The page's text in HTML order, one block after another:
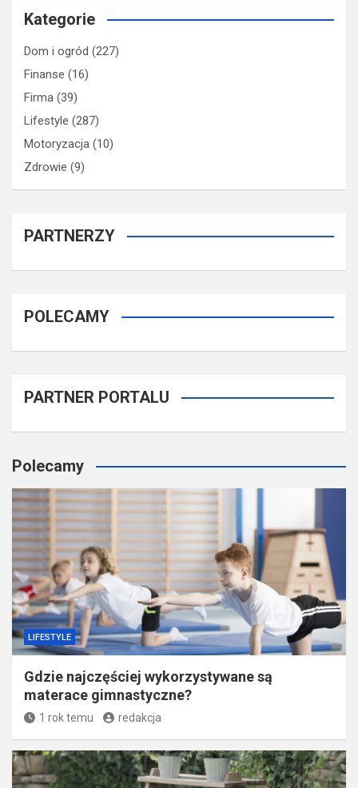
Kategorie
Dom i ogród (227)
Finanse (16)
Firma (39)
Lifestyle (287)
Motoryzacja (10)
Zdrowie (9)
PARTNERZY
POLECAMY
PARTNER PORTALU
Polecamy
LIFESTYLE
Gdzie najczęściej wykorzystywane są
materace gimnastyczne?
1 rok temu redakcja